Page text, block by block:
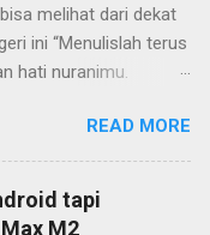
melihat dari dekat
ini “Menulislah terus
hati nuranimu.
biarlah tulisanmu itu
Hamka) Saya baru
di atas belakangan,
saya bergumul
READ MORE
tapi
M2